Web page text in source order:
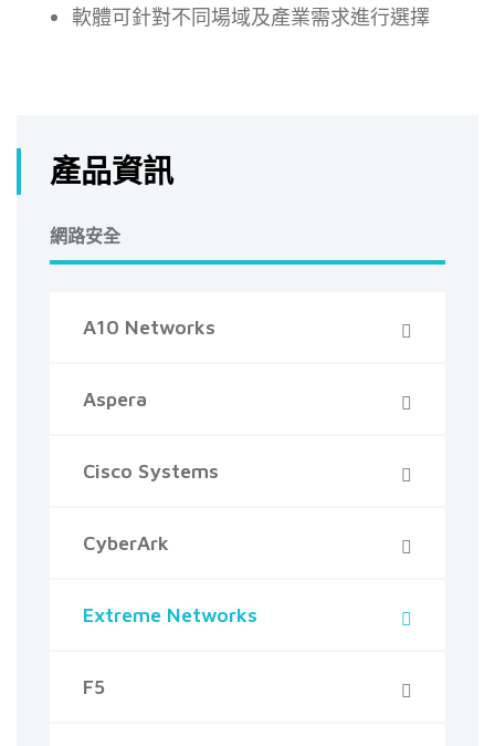
軟體可針對不同場域及產業需求進行選擇
產品資訊
網路安全
A10 Networks
Aspera
Cisco Systems
CyberArk
Extreme Networks
F5